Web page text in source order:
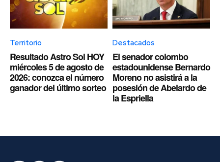
Territorio
Resultado Astro Sol HOY
miércoles 5 de agosto de
2026: conozca el número
ganador del último sorteo
Destacados
El senador colombo
estadounidense Bernardo
Moreno no asistirá a la
posesión de Abelardo de
la Espriella